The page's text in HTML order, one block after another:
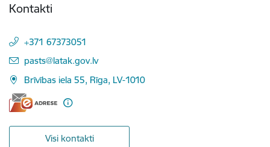
Kontakti
+371 67373051
E-pasts:
pasts@latak.gov.lv
Brīvības iela 55, Rīga, LV-1010
Visi kontakti